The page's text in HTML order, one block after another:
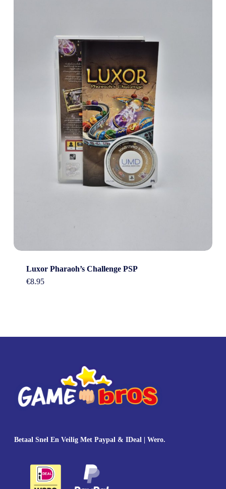
Luxor Pharaoh’s Challenge PSP
€8.95
Betaal Snel En Veilig Met Paypal & IDeal | Wero.